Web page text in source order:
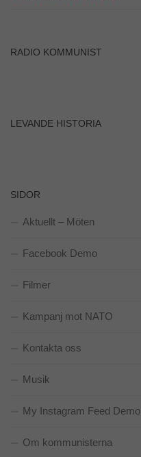
RADIO KOMMUNIST
LEVANDE HISTORIA
SIDOR
Aktuellt – Möten
Facebook Demo
Filmer
Kampanj mot NATO
Kontakta oss
Musik
My Instagram Feed Demo
Om kommunisterna